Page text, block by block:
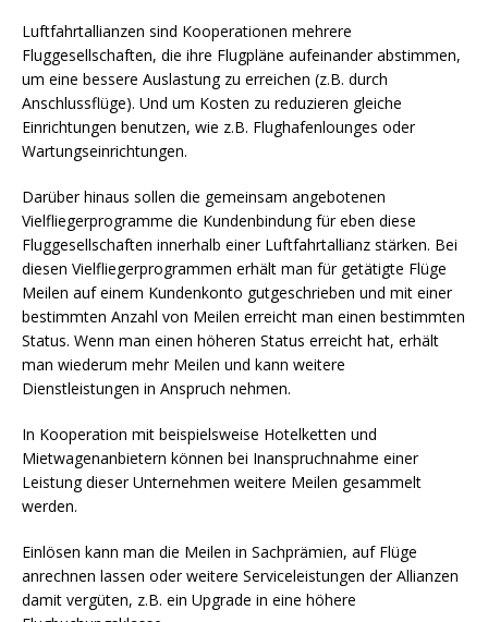
Luftfahrtallianzen sind Kooperationen mehrere
Fluggesellschaften, die ihre Flugpläne aufeinander abstimmen,
um eine bessere Auslastung zu erreichen (z.B. durch
Anschlussflüge). Und um Kosten zu reduzieren gleiche
Einrichtungen benutzen, wie z.B. Flughafenlounges oder
Wartungseinrichtungen.
Darüber hinaus sollen die gemeinsam angebotenen
Vielfliegerprogramme die Kundenbindung für eben diese
Fluggesellschaften innerhalb einer Luftfahrtallianz stärken. Bei
diesen Vielfliegerprogrammen erhält man für getätigte Flüge
Meilen auf einem Kundenkonto gutgeschrieben und mit einer
bestimmten Anzahl von Meilen erreicht man einen bestimmten
Status. Wenn man einen höheren Status erreicht hat, erhält
man wiederum mehr Meilen und kann weitere
Dienstleistungen in Anspruch nehmen.
In Kooperation mit beispielsweise Hotelketten und
Mietwagenanbietern können bei Inanspruchnahme einer
Leistung dieser Unternehmen weitere Meilen gesammelt
werden.
Einlösen kann man die Meilen in Sachprämien, auf Flüge
anrechnen lassen oder weitere Serviceleistungen der Allianzen
damit vergüten, z.B. ein Upgrade in eine höhere